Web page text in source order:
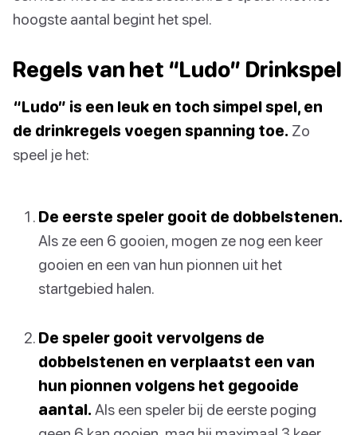
hoogste aantal begint het spel.
Regels van het “Ludo” Drinkspel
“Ludo” is een leuk en toch simpel spel, en
de drinkregels voegen spanning toe. Zo
speel je het:
De eerste speler gooit de dobbelstenen.
Als ze een 6 gooien, mogen ze nog een keer
gooien en een van hun pionnen uit het
startgebied halen.
De speler gooit vervolgens de
dobbelstenen en verplaatst een van
hun pionnen volgens het gegooide
aantal. Als een speler bij de eerste poging